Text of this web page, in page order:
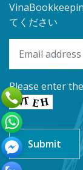
てください
Please enter